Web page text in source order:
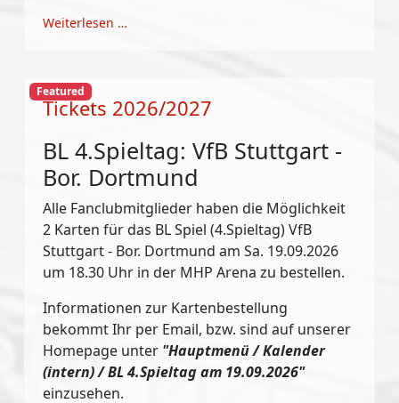
Weiterlesen …
Featured
Tickets 2026/2027
BL 4.Spieltag: VfB Stuttgart -
Bor. Dortmund
Alle Fanclubmitglieder haben die Möglichkeit
2 Karten für das BL Spiel (4.Spieltag) VfB
Stuttgart - Bor. Dortmund am Sa. 19.09.2026
um 18.30 Uhr in der MHP Arena zu bestellen.
Informationen zur Kartenbestellung
bekommt Ihr per Email, bzw. sind auf unserer
Homepage unter "Hauptmenü / Kalender
(intern) / BL 4.Spieltag am 19.09.2026"
einzusehen.